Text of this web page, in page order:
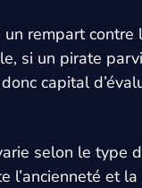
rempart
si un pirate
capital
selon le type
l’ancienneté et